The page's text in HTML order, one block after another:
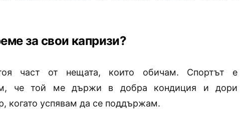
за свои капризи?
част от нещата, които обичам. Спортът е
че той ме държи в добра кондиция и дори
когато успявам да се поддържам.